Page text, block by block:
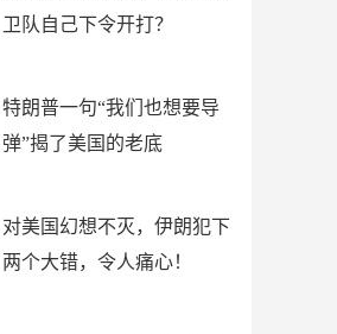
卫队自己下令开打？
特朗普一句“我们也想要导
弹”揭了美国的老底
对美国幻想不灭，伊朗犯下
两个大错，令人痛心！